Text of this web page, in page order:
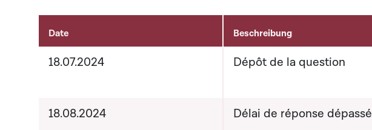
Activités sur le dossier
Date Beschreibung
18.07.2024 Dépôt de la question
18.08.2024
Délai de réponse dépassé